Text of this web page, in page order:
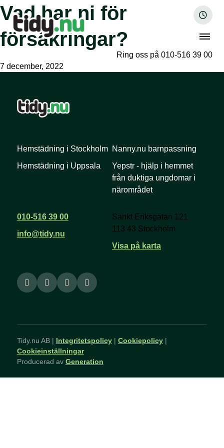
Ring oss på 010-516 39 00
Vad har ni för
försäkringar?
7 december, 2022
010-516 39 00
info@tidy.nu
Sankt Eriksgatan 121
113 43 Stockholm
Visa på karta
Hemstädning i Stockholm
Hemstädning i Uppsala
Nanny.nu barnpassning
Yepstr - hjälp i hemmet
från duktiga ungdomar i
närområdet
Tidy.nu AB | Integritetspolicy| Cookiepolicy|
Cookieinställningar
Producerad av Generation